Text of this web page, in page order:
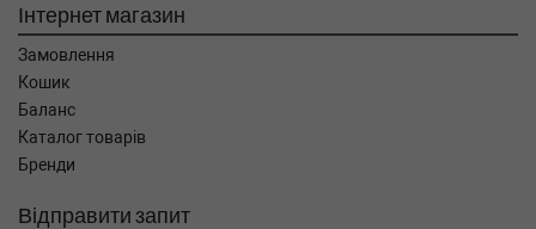
Інтернет магазин
Замовлення
Кошик
Баланс
Каталог товарів
Бренди
Відправити запит